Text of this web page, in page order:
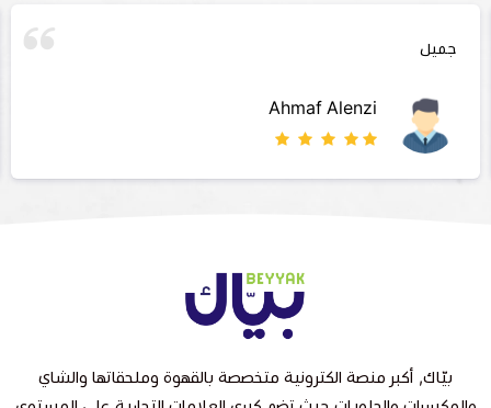
جميل
Ahmaf Alenzi
بيّاك, أكبر منصة الكترونية متخصصة بالقهوة وملحقاتها والشاي